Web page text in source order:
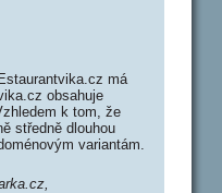
má
obsahuje
k tom, že
středně dlouhou
variantám.